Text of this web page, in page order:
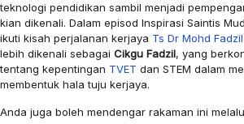
teknologi pendidikan sambil menjadi
kian dikenali. Dalam episod Inspirasi Saintis
ikuti kisah perjalanan kerjaya Ts Dr Mohd
lebih dikenali sebagai Cikgu Fadzil, yang
tentang kepentingan TVET dan STEM dalam
membentuk hala tuju kerjaya.
Anda juga boleh mendengar rakaman ini